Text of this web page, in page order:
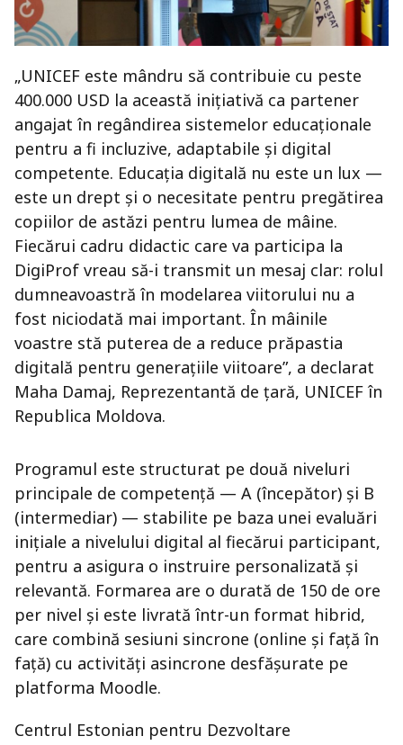
„UNICEF este mândru să contribuie cu peste
400.000 USD la această inițiativă ca partener
angajat în regândirea sistemelor educaționale
pentru a fi incluzive, adaptabile și digital
competente. Educația digitală nu este un lux —
este un drept și o necesitate pentru pregătirea
copiilor de astăzi pentru lumea de mâine.
Fiecărui cadru didactic care va participa la
DigiProf vreau să-i transmit un mesaj clar: rolul
dumneavoastră în modelarea viitorului nu a
fost niciodată mai important. În mâinile
voastre stă puterea de a reduce prăpastia
digitală pentru generațiile viitoare”, a declarat
Maha Damaj, Reprezentantă de țară, UNICEF în
Republica Moldova.
Programul este structurat pe două niveluri
principale de competență — A (începător) și B
(intermediar) — stabilite pe baza unei evaluări
inițiale a nivelului digital al fiecărui participant,
pentru a asigura o instruire personalizată și
relevantă. Formarea are o durată de 150 de ore
per nivel și este livrată într-un format hibrid,
care combină sesiuni sincrone (online și față în
față) cu activități asincrone desfășurate pe
platforma Moodle.
Centrul Estonian pentru Dezvoltare